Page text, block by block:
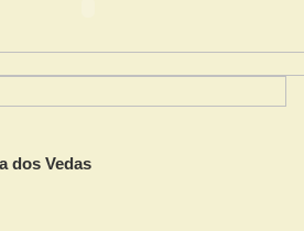
dos Vedas